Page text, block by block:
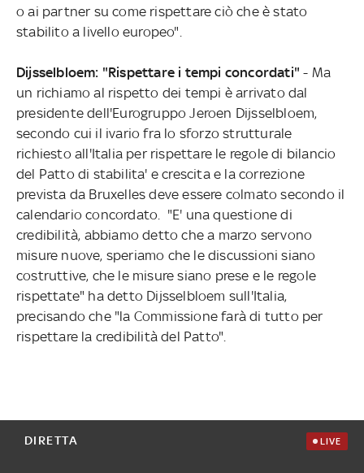
o ai partner su come rispettare ciò che è stato
stabilito a livello europeo".
Dijsselbloem: "Rispettare i tempi concordati" - Ma
un richiamo al rispetto dei tempi è arrivato dal
presidente dell'Eurogruppo Jeroen Dijsselbloem,
secondo cui il ivario fra lo sforzo strutturale
richiesto all'Italia per rispettare le regole di bilancio
del Patto di stabilita' e crescita e la correzione
prevista da Bruxelles deve essere colmato secondo il
calendario concordato. "E' una questione di
credibilità, abbiamo detto che a marzo servono
misure nuove, speriamo che le discussioni siano
costruttive, che le misure siano prese e le regole
rispettate" ha detto Dijsselbloem sull'Italia,
precisando che "la Commissione farà di tutto per
rispettare la credibilità del Patto".
DIRETTA LIVE